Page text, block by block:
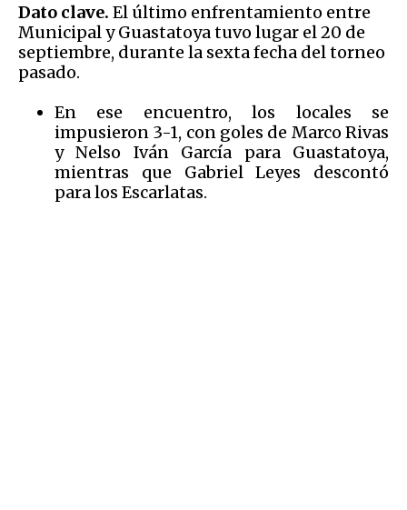
Dato clave. El último enfrentamiento entre
Municipal y Guastatoya tuvo lugar el 20 de
septiembre, durante la sexta fecha del torneo
pasado.
En ese encuentro, los locales se
impusieron 3-1, con goles de Marco Rivas
y Nelso Iván García para Guastatoya,
mientras que Gabriel Leyes descontó
para los Escarlatas.